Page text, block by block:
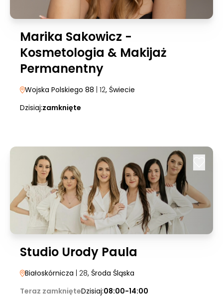
Marika Sakowicz -
Kosmetologia & Makijaż
Permanentny
Wojska Polskiego 88 | 12, Świecie
Dzisiaj:zamknięte
Studio Urody Paula
Białoskórnicza | 28, Środa Śląska
Teraz zamknięteDzisiaj:08:00-14:00